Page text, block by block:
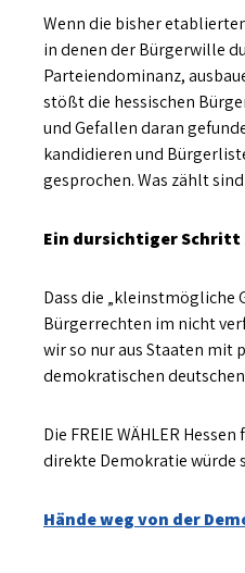
Wenn die bisher
in denen der Bürgerwille
Parteiendominanz,
stößt die hessischen
und Gefallen daran
kandidieren und
gesprochen. Was zählt
Ein dursichtiger Schritt
Dass die „kleinstmögliche
Bürgerrechten im nicht
wir so nur aus Staaten mit
demokratischen
Die FREIE WÄHLER
direkte Demokratie würde
Hände weg von der